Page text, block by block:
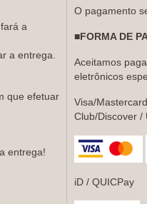
a
a entrega.
que efetuar
entrega!
O pagamento
■FORMA DE
Aceitamos
eletrônicos
Visa/
Club/Discover /
iD / QUICPay